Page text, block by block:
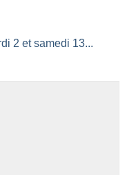
2 et samedi 13...